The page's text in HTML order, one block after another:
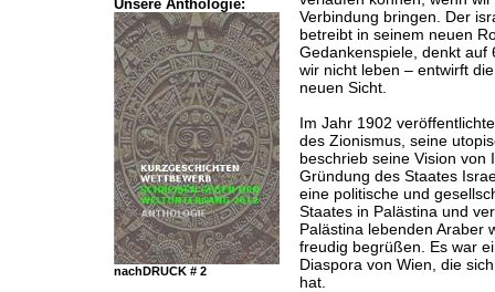
Unsere Anthologie:
nachDRUCK # 2
Verbindung bringen. Der
betreibt in seinem neuen
Gedankenspiele, denkt auf
wir nicht leben – entwirft
neuen Sicht.
Im Jahr 1902
des Zionismus, seine
beschrieb seine Vision von
Gründung des Staates
eine politische und
Staates in Palästina und
Palästina lebenden Araber
freudig begrüßen. Es war
Diaspora von Wien, die
hat.